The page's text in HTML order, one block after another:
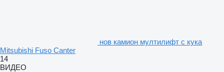
нов камион мултилифт с кука
Mitsubishi Fuso Canter
14
ВИДЕО